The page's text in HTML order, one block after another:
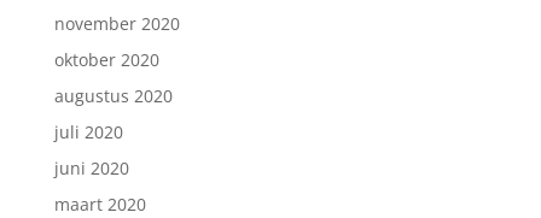
november 2020
oktober 2020
augustus 2020
juli 2020
juni 2020
maart 2020